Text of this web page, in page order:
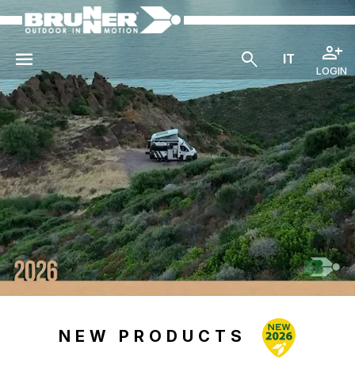
LOGIN
NEW PRODUCTS